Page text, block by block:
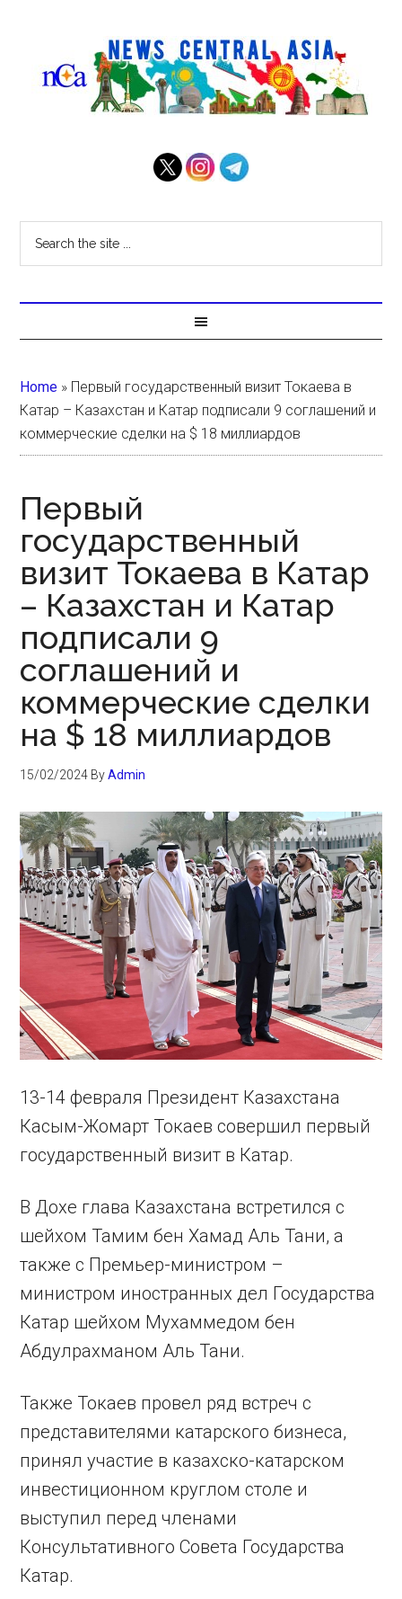
Home » Первый государственный визит Токаева в
Катар – Казахстан и Катар подписали 9 соглашений и
коммерческие сделки на $ 18 миллиардов
Первый
государственный
визит Токаева в Катар
– Казахстан и Катар
подписали 9
соглашений и
коммерческие сделки
на $ 18 миллиардов
15/02/2024 ByAdmin
13-14 февраля Президент Казахстана
Касым-Жомарт Токаев совершил первый
государственный визит в Катар.
В Дохе глава Казахстана встретился с
шейхом Тамим бен Хамад Аль Тани, а
также с Премьер-министром –
министром иностранных дел Государства
Катар шейхом Мухаммедом бен
Абдулрахманом Аль Тани.
Также Токаев провел ряд встреч с
представителями катарского бизнеса,
принял участие в казахско-катарском
инвестиционном круглом столе и
выступил перед членами
Консультативного Совета Государства
Катар.